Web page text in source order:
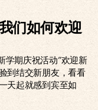
们如何欢迎
学期庆祝活动”欢迎新
到结交新朋友，看看
天起就感到宾至如